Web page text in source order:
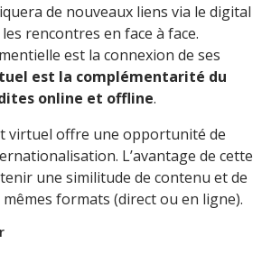
de nouveaux liens via le digital
rencontres en face à face.
est la connexion de ses
est la complémentarité du
online et offline.
virtuel offre une opportunité de
L’avantage de cette
une similitude de contenu et de
formats (direct ou en ligne).